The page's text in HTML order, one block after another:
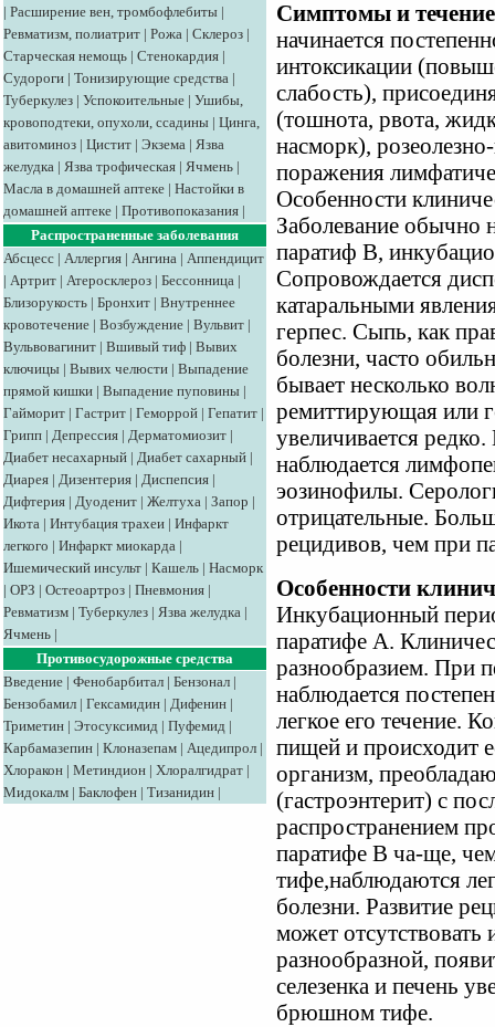
| Расширение вен, тромбофлебиты |
Ревматизм, полиатрит | Рожа | Склероз |
Старческая немощь | Стенокардия |
Судороги | Тонизирующие средства |
Туберкулез | Успокоительные | Ушибы,
кровоподтеки, опухоли, ссадины | Цинга,
авитоминоз | Цистит | Экзема | Язва
желудка | Язва трофическая | Ячмень |
Масла в домашней аптеке | Настойки в
домашней аптеке | Противопоказания |
Распространенные заболевания
Абсцесс | Аллергия | Ангина | Аппендицит
| Артрит | Атеросклероз | Бессонница |
Близорукость | Бронхит | Внутреннее
кровотечение | Возбуждение | Вульвит |
Вульвовагинит | Вшивый тиф | Вывих
ключицы | Вывих челюсти | Выпадение
прямой кишки | Выпадение пуповины |
Гайморит | Гастрит | Геморрой | Гепатит |
Грипп | Депрессия | Дерматомиозит |
Диабет несахарный | Диабет сахарный |
Диарея | Дизентерия | Диспепсия |
Дифтерия | Дуоденит | Желтуха | Запор |
Икота | Интубация трахеи | Инфаркт
легкого | Инфаркт миокарда |
Ишемический инсульт | Кашель | Насморк
| ОРЗ | Остеоартроз | Пневмония |
Ревматизм | Туберкулез | Язва желудка |
Ячмень |
Противосудорожные средства
Введение | Фенобарбитал | Бензонал |
Бензобамил | Гексамидин | Дифенин |
Триметин | Этосуксимид | Пуфемид |
Карбамазепин | Клоназепам | Ацедипрол |
Хлоракон | Метиндион | Хлоралгидрат |
Мидокалм | Баклофен | Тизанидин |
Симптомы и
начинается
интоксикации
слабость),
(тошнота, рвота,
насморк),
поражения
Особенности
Заболевание обычно
паратиф В,
Сопровождается
катаральными
герпес. Сыпь, как
болезни, часто
бывает несколько
ремиттирующая или
увеличивается
наблюдается
эозинофилы.
отрицательные.
рецидивов, чем при
Особенности
Инкубационный
паратифе А.
разнообразием. При
наблюдается
легкое его течение.
пищей и происходит
организм,
(гастроэнтерит) с
распространением
паратифе В ча-ще,
тифе,наблюдаются
болезни. Развитие
может
разнообразной,
селезенка и печень
брюшном тифе.